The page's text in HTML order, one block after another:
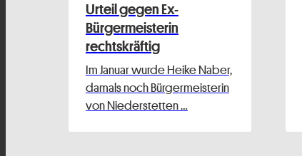
Urteil gegen Ex-
Bürgermeisterin
rechtskräftig
Im Januar wurde Heike Naber,
damals noch Bürgermeisterin
von Niederstetten …